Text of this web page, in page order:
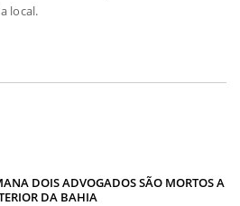
local.
DOIS ADVOGADOS SÃO MORTOS A
DA BAHIA